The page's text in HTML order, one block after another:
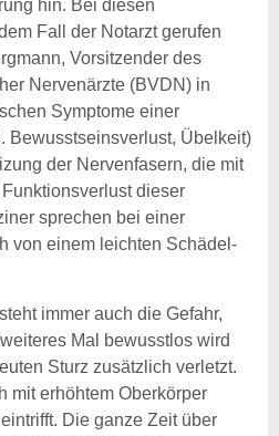
hin. Bei diesen
Fall der Notarzt gerufen
Vorsitzender des
Nervenärzte (BVDN) in
Symptome einer
Bewusstseinsverlust, Übelkeit)
der Nervenfasern, die mit
dieser
sprechen bei einer
von einem leichten Schädel-
immer auch die Gefahr,
Mal bewusstlos wird
Sturz zusätzlich verletzt.
mit erhöhtem Oberkörper
Die ganze Zeit über